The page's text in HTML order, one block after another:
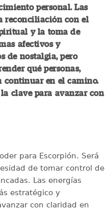
personal. Las
reconciliación con el
y la toma de
afectivos y
de nostalgia, pero
qué personas,
continuar en el camino.
clave para avanzar con
para Escorpión. Será
de tomar control de
Las energías
estratégico y
con claridad en